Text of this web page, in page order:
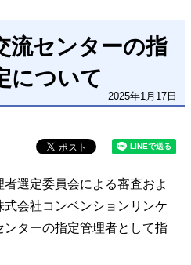
流センターの指
について
2025年1月17日
選定委員会による審査およ
会社コンベンションリンケ
ターの指定管理者として指